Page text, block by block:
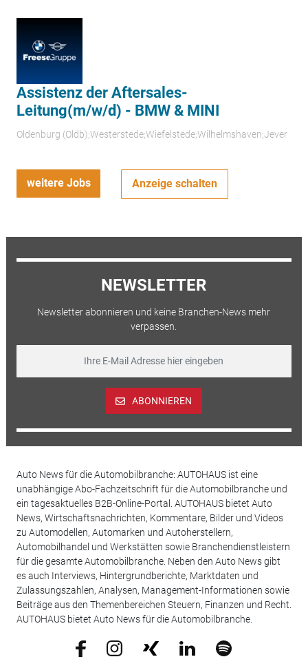
Assistenz der Aftersales-
Leitung(m/w/d) - BMW & MINI
Oldenburg (Oldb);Westerstede;Wiefelstede;Wilhelmshaven;Jever
weitere Jobs Anzeige schalten
NEWSLETTER
Newsletter abonnieren und keine Branchen-News mehr
verpassen.
ABONNIEREN
Auto News für die Automobilbranche: AUTOHAUS ist eine
unabhängige Abo-Fachzeitschrift für die Automobilbranche und
ein tagesaktuelles B2B-Online-Portal. AUTOHAUS bietet Auto
News, Wirtschaftsnachrichten, Kommentare, Bilder und Videos
zu Automodellen, Automarken und Autoherstellern,
Automobilhandel und Werkstätten sowie Branchendienstleistern
für die gesamte Automobilbranche. Neben den Auto News gibt
es auch Interviews, Hintergrundberichte, Marktdaten und
Zulassungszahlen, Analysen, Management-Informationen sowie
Beiträge aus den Themenbereichen Steuern, Finanzen und Recht.
AUTOHAUS bietet Auto News für die Automobilbranche.